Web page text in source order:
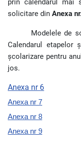
prin calendarul mai
solicitare din Anexa
Modelele de
Calendarul etapelor
școlarizare pentru
jos.
Anexa nr 6
Anexa nr 7
Anexa nr 8
Anexa nr 9